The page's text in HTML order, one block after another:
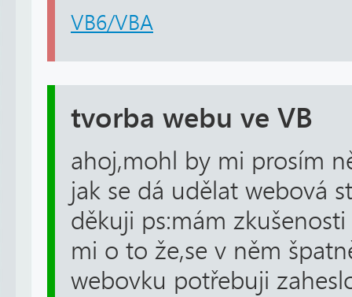
VB6/VBA
tvorba webu ve VB
ahoj,mohl by mi prosím
jak se dá udělat webová
děkuji ps:mám
mi o to že,se v něm
webovku potřebuji